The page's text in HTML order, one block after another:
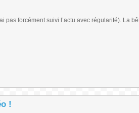
pas forcément suivi l’actu avec régularité). La
!